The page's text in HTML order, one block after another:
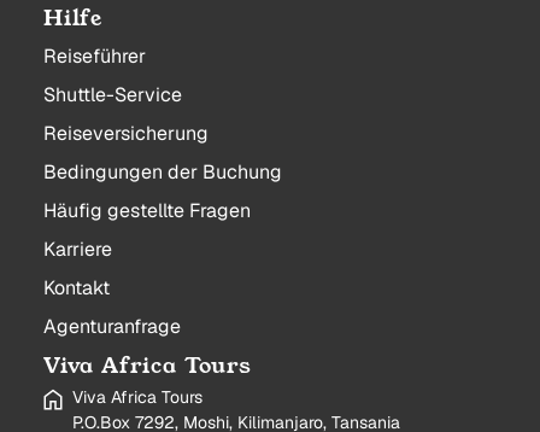
Hilfe
Reiseführer
Shuttle-Service
Reiseversicherung
Bedingungen der Buchung
Häufig gestellte Fragen
Karriere
Kontakt
Agenturanfrage
Viva Africa Tours
Viva Africa Tours
P.O.Box 7292, Moshi, Kilimanjaro, Tansania